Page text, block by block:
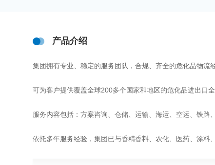
产品介绍
集团拥有专业、稳定的服务团队，合规、齐全的危化品物流
可为客户提供覆盖全球200多个国家和地区的危化品进出口
服务内容包括：方案咨询、仓储、运输、海运、空运、铁路
依托多年服务经验，集团已与香精香料、农化、医药、涂